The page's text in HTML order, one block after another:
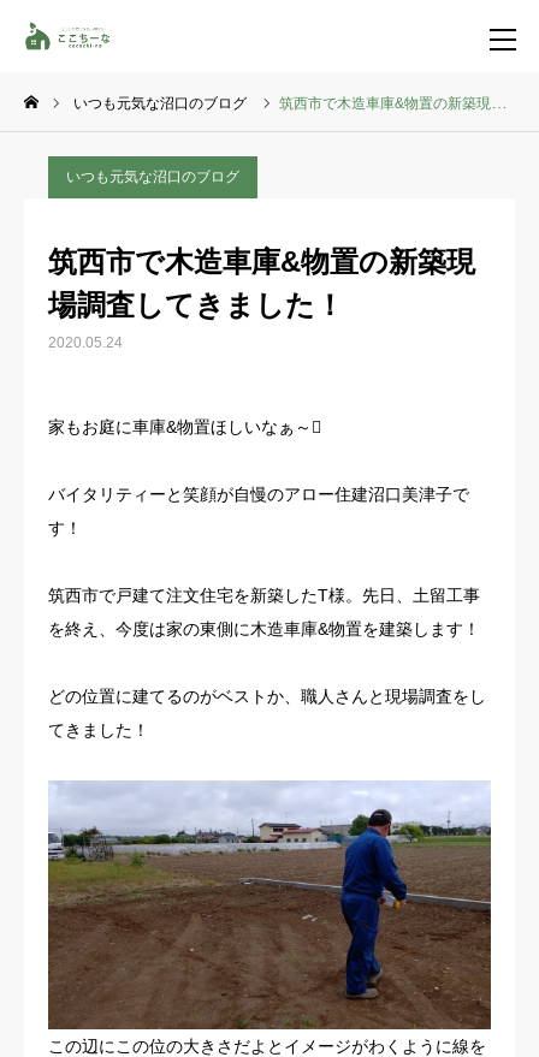
いつも元気な沼口のブログ 筑西市で木造車庫&物置の新築現場調査してきました！
いつも元気な沼口のブログ
筑西市で木造車庫&物置の新築現
場調査してきました！
2020.05.24
家もお庭に車庫&物置ほしいなぁ～
バイタリティーと笑顔が自慢のアロー住建沼口美津子で
す！
筑西市で戸建て注文住宅を新築したT様。先日、土留工事
を終え、今度は家の東側に木造車庫&物置を建築します！
どの位置に建てるのがベストか、職人さんと現場調査をし
てきました！
この辺にこの位の大きさだよとイメージがわくように線を
お問い合わせ
LINE登録
HOME
施工事例
お客様の声
よくある質問
イベント情報